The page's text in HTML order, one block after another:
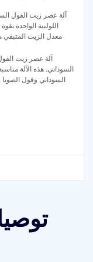
آلة عصر زيت الفول
معدل الزيت
آلة عصر زيت
السوداني. هذه الآلة
السوداني وفول